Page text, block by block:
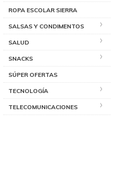
ROPA ESCOLAR SIERRA
SALSAS Y CONDIMENTOS
SALUD
SNACKS
SÚPER OFERTAS
TECNOLOGÍA
TELECOMUNICACIONES